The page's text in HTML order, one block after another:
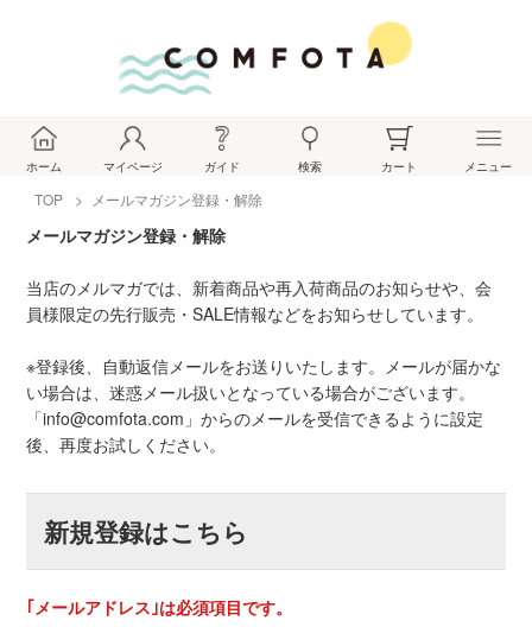
ホーム マイページ ガイド 検索 カート メニュー
TOP メールマガジン登録・解除
メールマガジン登録・解除
当店のメルマガでは、新着商品や再入荷商品のお知らせや、会
員様限定の先行販売・SALE情報などをお知らせしています。
※登録後、自動返信メールをお送りいたします。メールが届かな
い場合は、迷惑メール扱いとなっている場合がございます。
「info@comfota.com」からのメールを受信できるように設定
後、再度お試しください。
新規登録はこちら
｢メールアドレス｣は必須項目です。